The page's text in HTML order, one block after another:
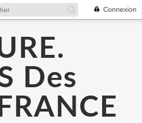
Connexion
Des